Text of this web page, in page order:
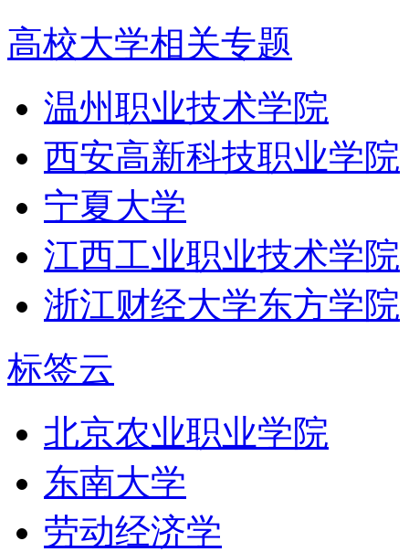
高校大学相关专题
温州职业技术学院
西安高新科技职业学院
宁夏大学
江西工业职业技术学院
浙江财经大学东方学院
标签云
北京农业职业学院
东南大学
劳动经济学